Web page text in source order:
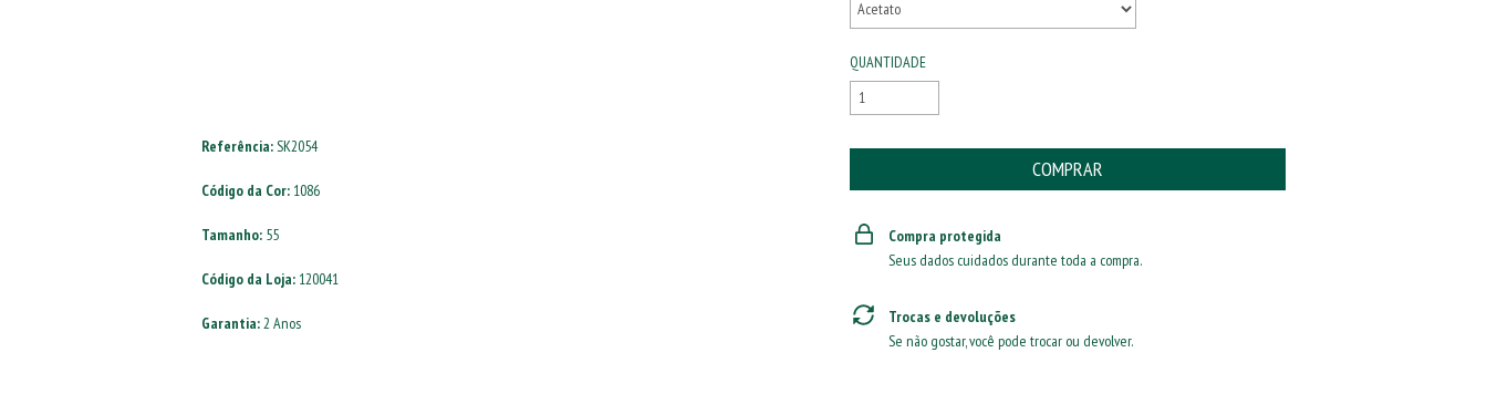
Referência:SK2054
Código da Cor: 1086
Tamanho: 55
Código da Loja: 120041
Garantia:2 Anos
QUANTIDADE
Compra protegida
Seus dados cuidados durante toda a compra.
Trocas e devoluções
Se não gostar, você pode trocar ou devolver.